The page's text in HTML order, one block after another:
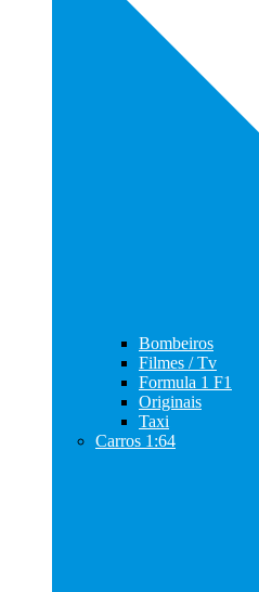
Bombeiros
Filmes / Tv
Formula 1 F1
Originais
Taxi
Carros 1:64